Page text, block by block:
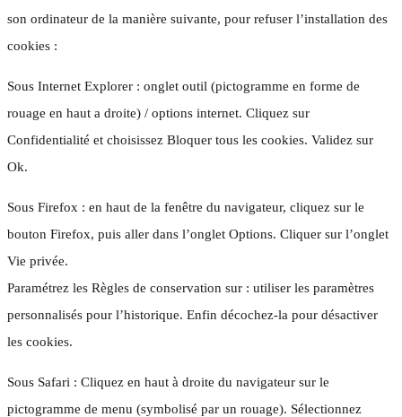
son ordinateur de la manière suivante, pour refuser l’installation des
cookies :
Sous Internet Explorer : onglet outil (pictogramme en forme de
rouage en haut a droite) / options internet. Cliquez sur
Confidentialité et choisissez Bloquer tous les cookies. Validez sur
Ok.
Sous Firefox : en haut de la fenêtre du navigateur, cliquez sur le
bouton Firefox, puis aller dans l’onglet Options. Cliquer sur l’onglet
Vie privée.
Paramétrez les Règles de conservation sur : utiliser les paramètres
personnalisés pour l’historique. Enfin décochez-la pour désactiver
les cookies.
Sous Safari : Cliquez en haut à droite du navigateur sur le
pictogramme de menu (symbolisé par un rouage). Sélectionnez